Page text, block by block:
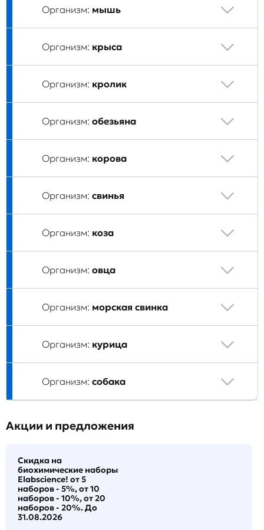
Организм: мышь
Организм: крыса
Организм: кролик
Организм: обезьяна
Организм: корова
Организм: свинья
Организм: коза
Организм: овца
Организм: морская свинка
Организм: курица
Организм: собака
Акции и предложения
Скидка на
биохимические наборы
Elabscience! от 5
наборов - 5%, от 10
наборов - 10%, от 20
наборов - 20%. До
31.08.2026